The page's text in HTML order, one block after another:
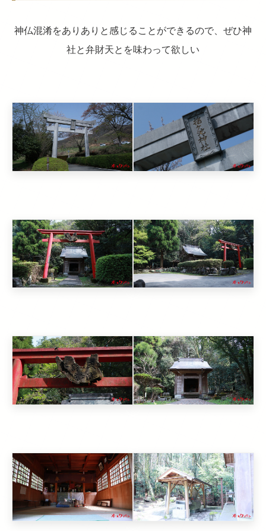
神仏混淆をありありと感じることができるので、ぜひ神
社と弁財天とを味わって欲しい